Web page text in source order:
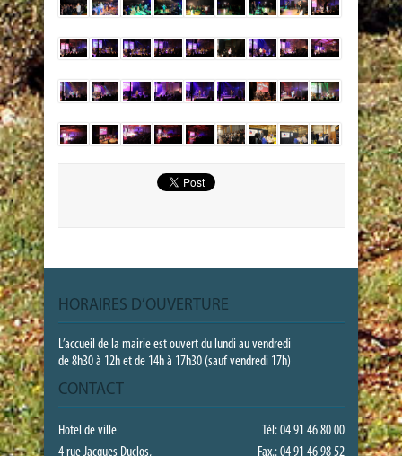
HORAIRES D’OUVERTURE
L’accueil de la mairie est ouvert du lundi au vendredi
de 8h30 à 12h et de 14h à 17h30 (sauf vendredi 17h)
CONTACT
Hotel de ville
Tél: 04 91 46 80 00
4 rue Jacques Duclos,
Fax.: 04 91 46 98 52